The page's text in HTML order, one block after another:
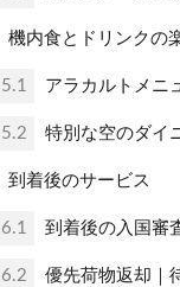
機内食とドリンクの
5.1 アラカルトメニ
5.2 特別な空のダイ
到着後のサービス
6.1 到着後の入国審
6.2 優先荷物返却｜